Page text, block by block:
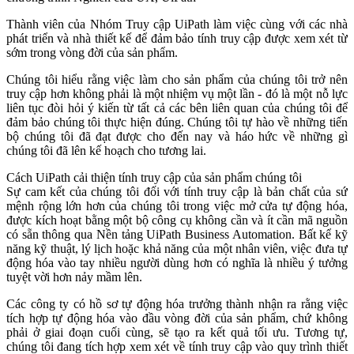
Thành viên của Nhóm Truy cập UiPath làm việc cùng với các nhà
phát triển và nhà thiết kế để đảm bảo tính truy cập được xem xét từ
sớm trong vòng đời của sản phẩm.
Chúng tôi hiểu rằng việc làm cho sản phẩm của chúng tôi trở nên
truy cập hơn không phải là một nhiệm vụ một lần - đó là một nỗ lực
liên tục đòi hỏi ý kiến từ tất cả các bên liên quan của chúng tôi để
đảm bảo chúng tôi thực hiện đúng. Chúng tôi tự hào về những tiến
bộ chúng tôi đã đạt được cho đến nay và háo hức về những gì
chúng tôi đã lên kế hoạch cho tương lai.
Cách UiPath cải thiện tính truy cập của sản phẩm chúng tôi
Sự cam kết của chúng tôi đối với tính truy cập là bản chất của sứ
mệnh rộng lớn hơn của chúng tôi trong việc mở cửa tự động hóa,
được kích hoạt bằng một bộ công cụ không cần và ít cần mã nguồn
có sẵn thông qua Nền tảng UiPath Business Automation. Bất kể kỹ
năng kỹ thuật, lý lịch hoặc khả năng của một nhân viên, việc đưa tự
động hóa vào tay nhiều người dùng hơn có nghĩa là nhiều ý tưởng
tuyệt vời hơn nảy mầm lên.
Các công ty có hồ sơ tự động hóa trưởng thành nhận ra rằng việc
tích hợp tự động hóa vào đầu vòng đời của sản phẩm, chứ không
phải ở giai đoạn cuối cùng, sẽ tạo ra kết quả tối ưu. Tương tự,
chúng tôi đang tích hợp xem xét về tính truy cập vào quy trình thiết